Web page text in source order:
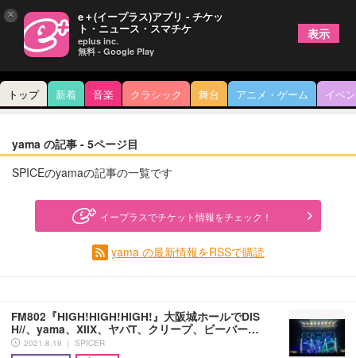
トップ 新着 音楽 クラシック 舞台 アニメ・ゲーム イベ
yama の記事 - 5ページ目
SPICEのyamaの記事の一覧です
イープラスでチケット情報をチェック！
yama の最新情報をRSSで購読
FM802『HIGH!HIGH!HIGH!』大阪城ホールでDIS
H//、yama、XIIX、ヤバT、クリープ、ビーバー…
2021.8.19 ｜ SPICER
× e＋(イープラス)アプリ - チケッ
ト・ニュース・スマチケ
eplus inc.
無料 - Google Play
表示